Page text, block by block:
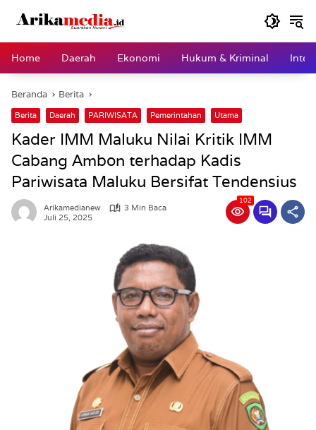
Home
Daerah Ekonomi Hukum & Kriminal
Beranda Berita
Berita Daerah PARIWISATA Pemerintahan Utama
Kader IMM Maluku Nilai Kritik IMM
Cabang Ambon terhadap Kadis
Pariwisata Maluku Bersifat Tendensius
Arikamedianew
3 Min Baca
Juli 25, 2025
102